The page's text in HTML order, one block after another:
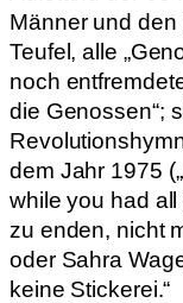
Männer und
Teufel, alle
noch
die Genossen“;
dem Jahr 1975
while you had all
zu enden, nicht
oder Sahra
keine Stickerei.“